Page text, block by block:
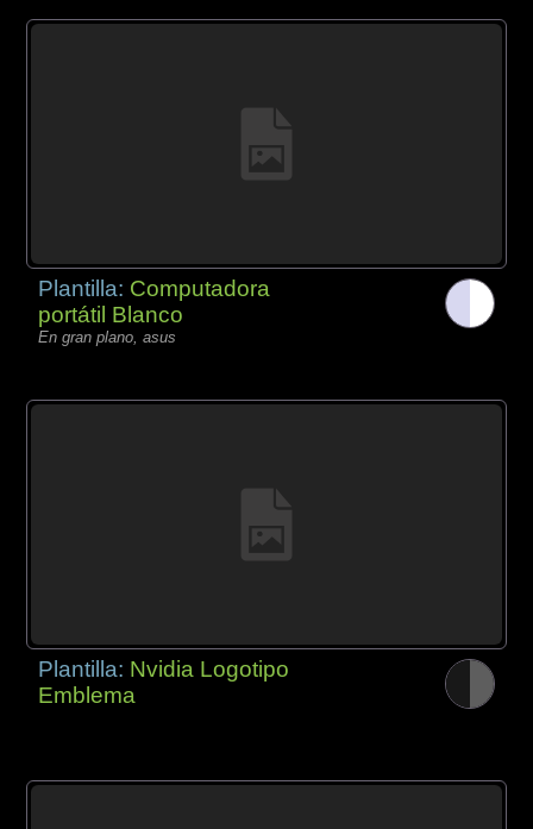
Plantilla: Computadora
portátil Blanco
En gran plano, asus
Plantilla: Nvidia Logotipo
Emblema